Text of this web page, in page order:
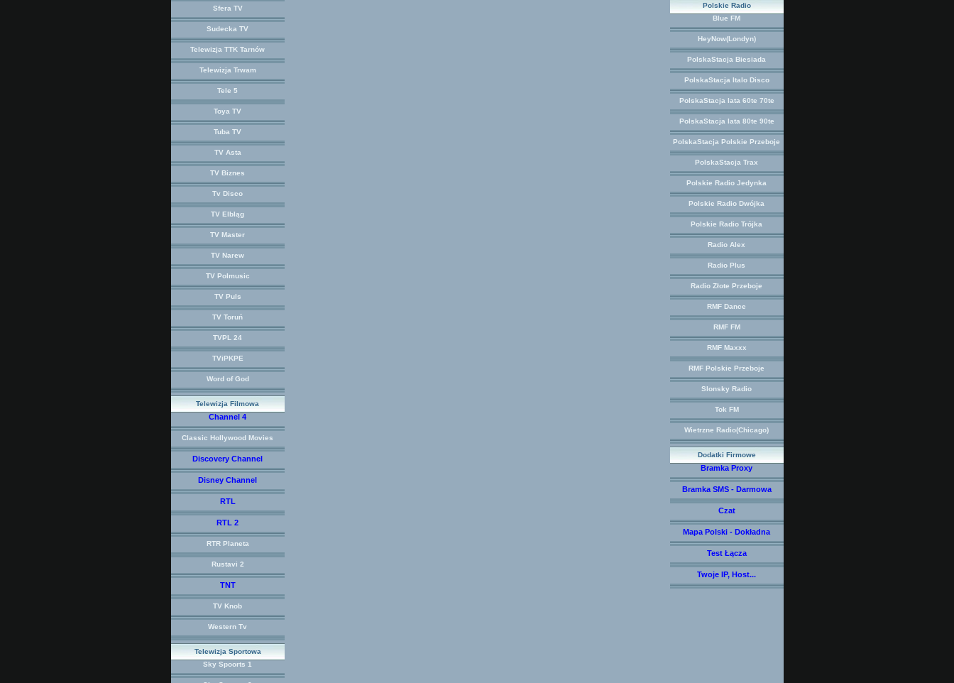
Sfera TV
Sudecka TV
Telewizja TTK Tarnów
Telewizja Trwam
Tele 5
Toya TV
Tuba TV
TV Asta
TV Biznes
Tv Disco
TV Elbląg
TV Master
TV Narew
TV Polmusic
TV Puls
TV Toruń
TVPL 24
TViPKPE
Word of God
Telewizja Filmowa
Channel 4
Classic Hollywood Movies
Discovery Channel
Disney Channel
RTL
RTL 2
RTR Planeta
Rustavi 2
TNT
TV Knob
Western Tv
Telewizja Sportowa
Sky Spoorts 1
Polskie Radio
Blue FM
HeyNow(Londyn)
PolskaStacja Biesiada
PolskaStacja Italo Disco
PolskaStacja lata 60te 70te
PolskaStacja lata 80te 90te
PolskaStacja Polskie Przeboje
PolskaStacja Trax
Polskie Radio Jedynka
Polskie Radio Dwójka
Polskie Radio Trójka
Radio Alex
Radio Plus
Radio Złote Przeboje
RMF Dance
RMF FM
RMF Maxxx
RMF Polskie Przeboje
Slonsky Radio
Tok FM
Wietrzne Radio(Chicago)
Dodatki Firmowe
Bramka Proxy
Bramka SMS - Darmowa
Czat
Mapa Polski - Dokładna
Test Łącza
Twoje IP, Host...